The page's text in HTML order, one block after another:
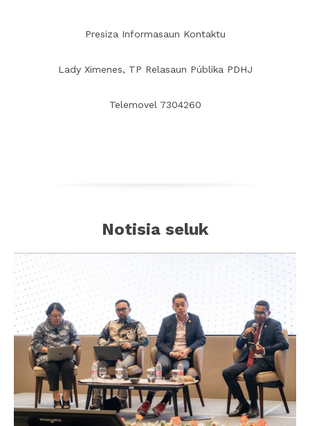
Presiza Informasaun Kontaktu
Lady Ximenes, TP Relasaun Públika PDHJ
Telemovel 7304260
Notisia seluk